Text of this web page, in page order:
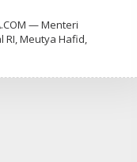
— Menteri
RI, Meutya Hafid,